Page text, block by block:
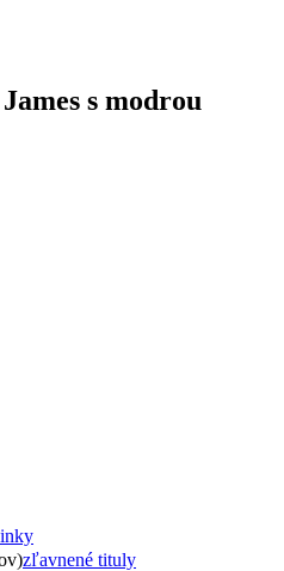
s modrou
zľavnené tituly